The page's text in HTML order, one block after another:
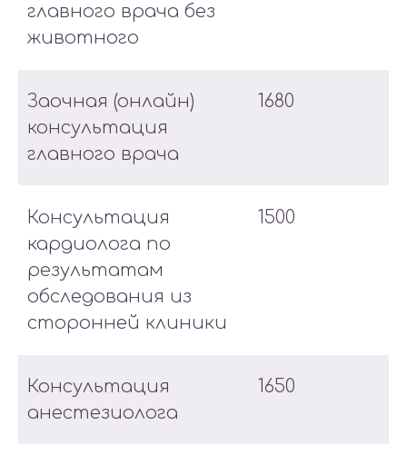
главного врача без
животного
Заочная (онлайн)
консультация
главного врача
1680
Консультация
кардиолога по
результатам
обследования из
сторонней клиники
1500
Консультация
анестезиолога
1650